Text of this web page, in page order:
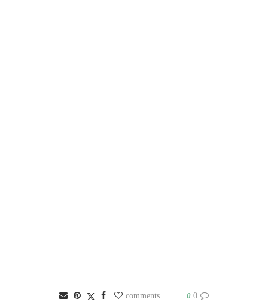
0 comments
0